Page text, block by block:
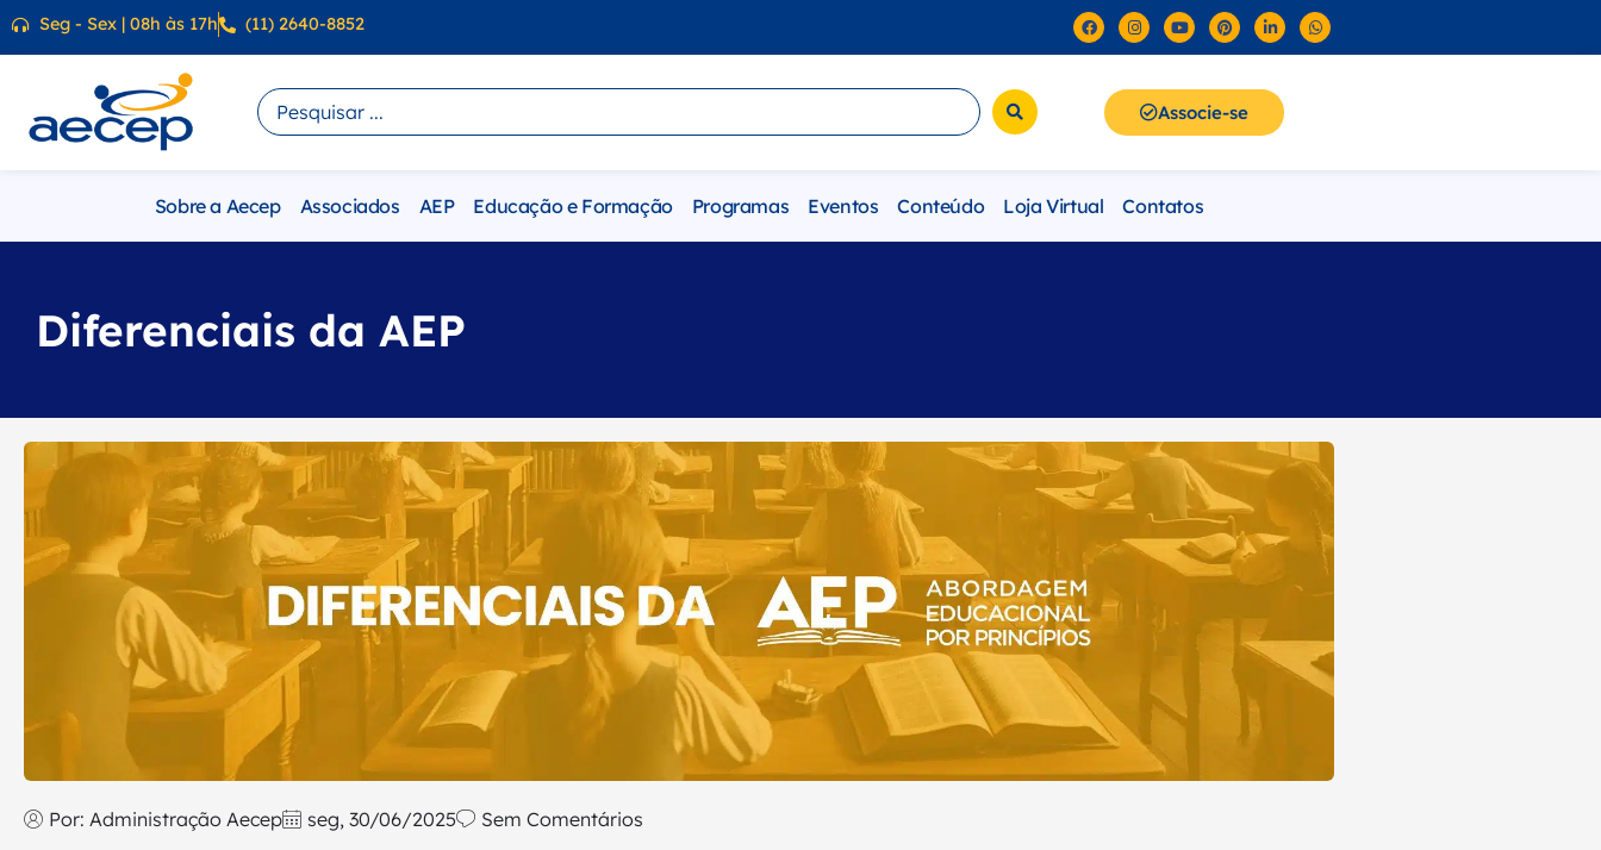
Seg - Sex | 08h às 17h (11) 2640-8852
Associe-se
Sobre a Aecep Associados AEP Educação e Formação Programas Eventos Conteúdo Loja Virtual Contatos
Diferenciais da AEP
Por: Administração Aecep seg, 30/06/2025 Sem Comentários